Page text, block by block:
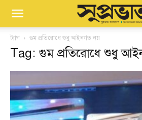
ট্যাগ গুম প্রতিরোধে শুধু আইনগত নয়
Tag: গুম প্রতিরোধে শুধু